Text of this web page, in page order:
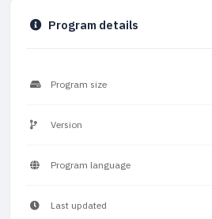
Program details
Program size
Version
Program language
Last updated